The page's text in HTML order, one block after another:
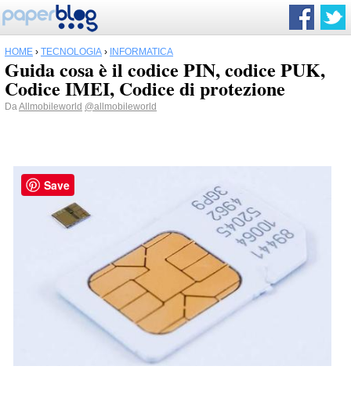
HOME › TECNOLOGIA › INFORMATICA
Guida cosa è il codice PIN, codice PUK,
Codice IMEI, Codice di protezione
DaAllmobileworld @allmobileworld
Save